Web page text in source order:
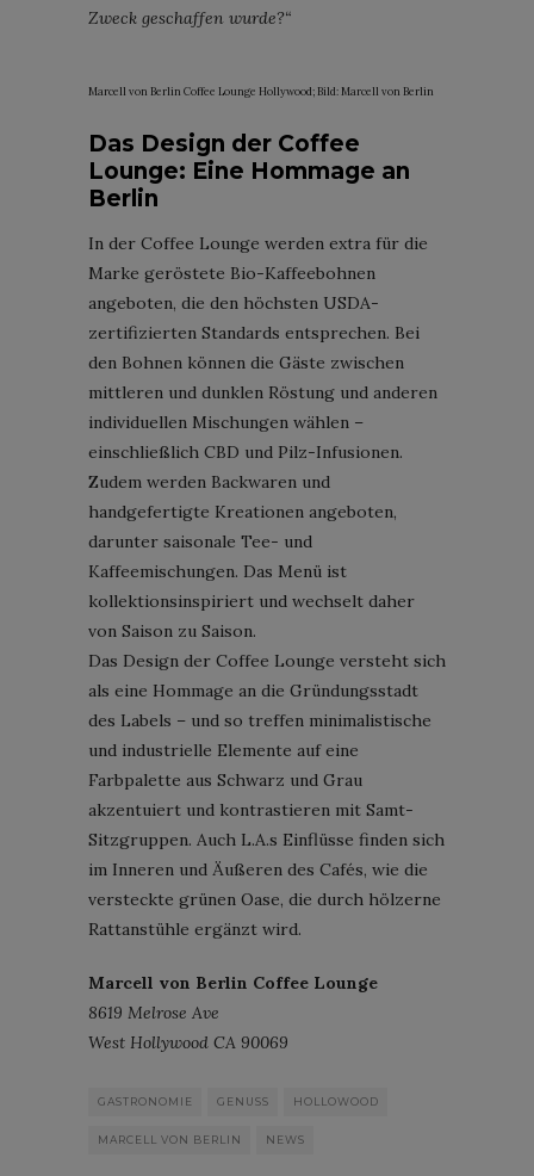
Zweck geschaffen wurde?“
Marcell von Berlin Coffee Lounge Hollywood; Bild: Marcell von Berlin
Das Design der Coffee
Lounge: Eine Hommage an
Berlin
In der Coffee Lounge werden extra für die
Marke geröstete Bio-Kaffeebohnen
angeboten, die den höchsten USDA-
zertifizierten Standards entsprechen. Bei
den Bohnen können die Gäste zwischen
mittleren und dunklen Röstung und anderen
individuellen Mischungen wählen –
einschließlich CBD und Pilz-Infusionen.
Zudem werden Backwaren und
handgefertigte Kreationen angeboten,
darunter saisonale Tee- und
Kaffeemischungen. Das Menü ist
kollektionsinspiriert und wechselt daher
von Saison zu Saison.
Das Design der Coffee Lounge versteht sich
als eine Hommage an die Gründungsstadt
des Labels – und so treffen minimalistische
und industrielle Elemente auf eine
Farbpalette aus Schwarz und Grau
akzentuiert und kontrastieren mit Samt-
Sitzgruppen. Auch L.A.s Einflüsse finden sich
im Inneren und Äußeren des Cafés, wie die
versteckte grünen Oase, die durch hölzerne
Rattanstühle ergänzt wird.
Marcell von Berlin Coffee Lounge
8619 Melrose Ave
West Hollywood CA 90069
GASTRONOMIE GENUSS HOLLOWOOD
MARCELL VON BERLIN NEWS